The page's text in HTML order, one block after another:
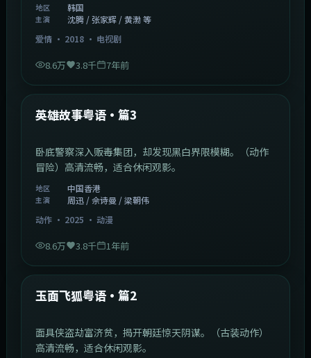
地区 韩国
主演
沈腾 / 张家辉 / 黄渤 等
爱情· 2018· 电视剧
8.6万 3.8千 7年前
热门
英雄故事粤语·篇3
卧底警察深入贩毒集团，却发现黑白界限模糊。（动作
冒险）高清流畅，适合休闲观影。
地区 中国香港
主演
周迅 / 佘诗曼 / 梁朝伟
动作· 2025 · 动漫
8.6万 3.8千 1年前
热门
玉面飞狐粤语·篇2
面具侠盗劫富济贫，揭开朝廷惊天阴谋。（古装动作）
高清流畅，适合休闲观影。